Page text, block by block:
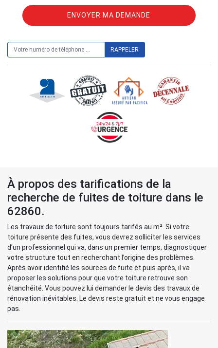
À propos des tarifications de la
recherche de fuites de toiture dans le
62860.
Les travaux de toiture sont toujours tarifés au m². Si votre
toiture présente des fuites, vous devrez solliciter les services
d’un professionnel qui va, dans un premier temps, diagnostiquer
votre structure tout en recherchant l’origine des problèmes.
Après avoir identifié les sources de fuite et puis après, il va
proposer les solutions pour que votre toiture retrouve son
étanchéité. Vous pouvez lui demander le devis des travaux de
rénovation inévitables. Le devis reste gratuit et ne vous engage
pas.